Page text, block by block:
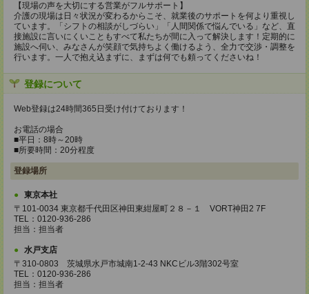
【現場の声を大切にする営業がフルサポート】
介護の現場は日々状況が変わるからこそ、就業後のサポートを何より重視し
ています。「シフトの相談がしづらい」「人間関係で悩んでいる」など、直
接施設に言いにくいこともすべて私たちが間に入って解決します！定期的に
施設へ伺い、みなさんが笑顔で気持ちよく働けるよう、全力で交渉・調整を
行います。一人で抱え込まずに、まずは何でも頼ってくださいね！
登録について
Web登録は24時間365日受け付けております！
お電話の場合
■平日：8時～20時
■所要時間：20分程度
登録場所
東京本社
〒101-0034 東京都千代田区神田東紺屋町２８－１ VORT神田2 7F
TEL：0120-936-286
担当：担当者
水戸支店
〒310-0803 茨城県水戸市城南1-2-43 NKCビル3階302号室
TEL：0120-936-286
担当：担当者